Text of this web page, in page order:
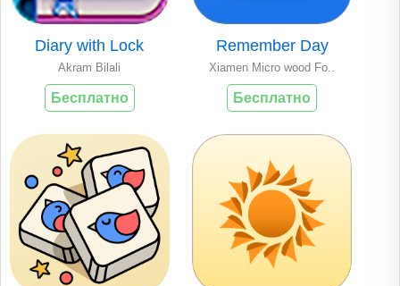
Diary with Lock
Akram Bilali
Бесплатно
Remember Day
Xiamen Micro wood Fo..
Бесплатно